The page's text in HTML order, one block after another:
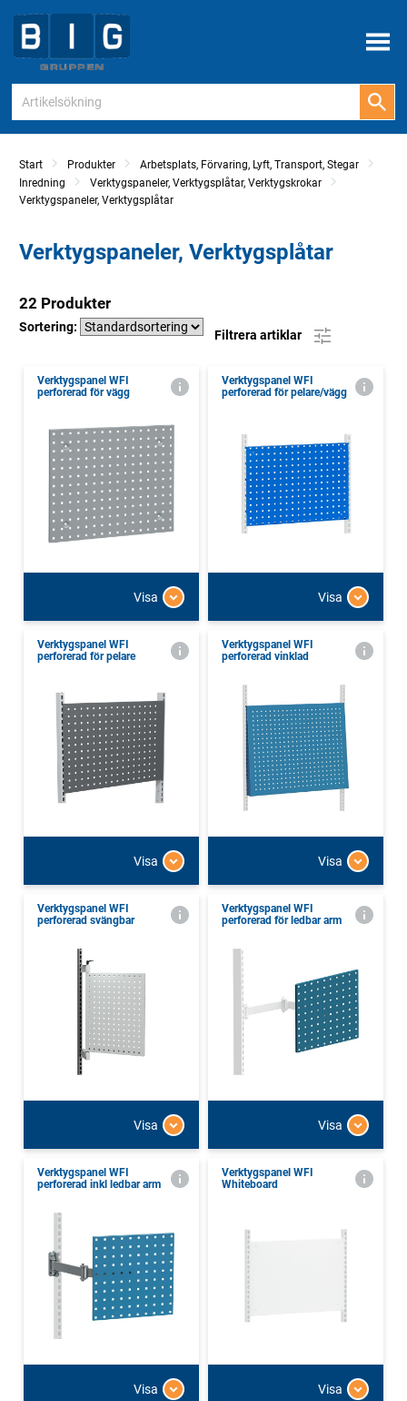
Meny
Start Produkter
Arbetsplats, Förvaring, Lyft, Transport, Stegar
Inredning
Verktygspaneler, Verktygsplåtar, Verktygskrokar
Verktygspaneler, Verktygsplåtar
Verktygspaneler, Verktygsplåtar
22 Produkter
Sortering:
Filtrera artiklar
Verktygspanel WFI
perforerad för vägg
Visa
Verktygspanel WFI
perforerad för pelare/vägg
Visa
Verktygspanel WFI
perforerad för pelare
Visa
Verktygspanel WFI
perforerad vinklad
Visa
Verktygspanel WFI
perforerad svängbar
Visa
Verktygspanel WFI
perforerad för ledbar arm
Visa
Verktygspanel WFI
perforerad inkl ledbar arm
Visa
Verktygspanel WFI
Whiteboard
Visa